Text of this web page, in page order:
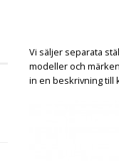
Vi säljer separata
modeller och
in en beskrivning till